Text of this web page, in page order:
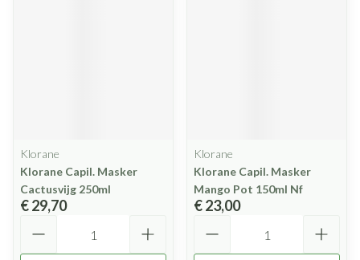
Klorane
Klorane Capil. Masker
Cactusvijg 250ml
€ 29,70
Klorane
Klorane Capil. Masker
Mango Pot 150ml Nf
€ 23,00